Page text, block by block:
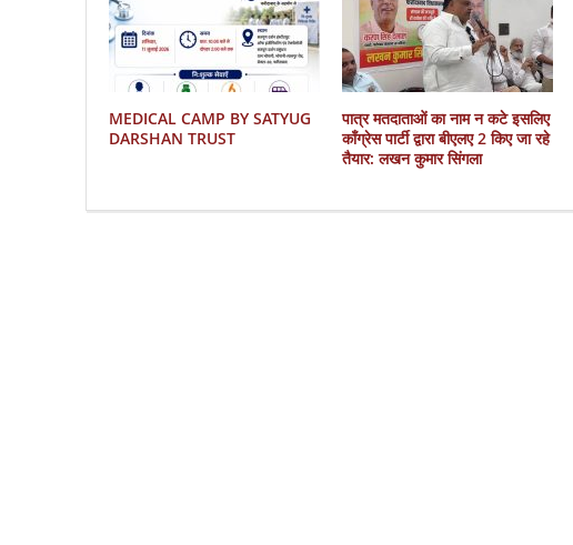
MEDICAL CAMP BY SATYUG
DARSHAN TRUST
पात्र मतदाताओं का नाम न कटे इसलिए
काँग्रेस पार्टी द्वारा बीएलए 2 किए जा रहे
तैयार: लखन कुमार सिंगला